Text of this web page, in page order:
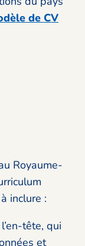
de CV
Royaume-
inclure :
tête, qui
et